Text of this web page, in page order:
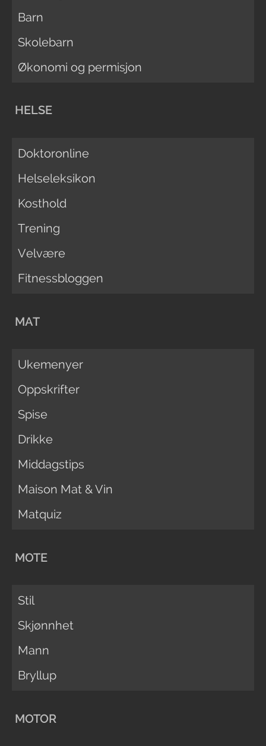
Barn
Skolebarn
Økonomi og permisjon
HELSE
Doktoronline
Helseleksikon
Kosthold
Trening
Velvære
Fitnessbloggen
MAT
Ukemenyer
Oppskrifter
Spise
Drikke
Middagstips
Maison Mat & Vin
Matquiz
MOTE
Stil
Skjønnhet
Mann
Bryllup
MOTOR